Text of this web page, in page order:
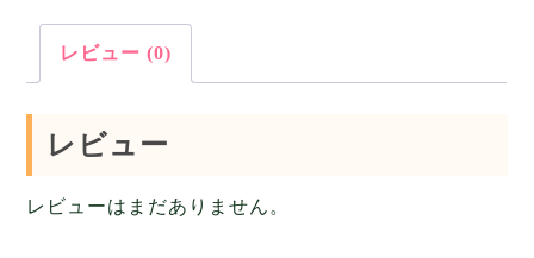
ォ
レビュー (0)
レビュー
レビューはまだありません。